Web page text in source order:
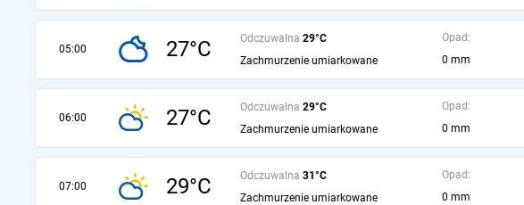
05:00 27°C Odczuwalna 29°C
Zachmurzenie umiarkowane
Opad:
0 mm
06:00 27°C Odczuwalna 29°C
Zachmurzenie umiarkowane
Opad:
0 mm
07:00 29°C Odczuwalna 31°C
Zachmurzenie umiarkowane
Opad:
0 mm